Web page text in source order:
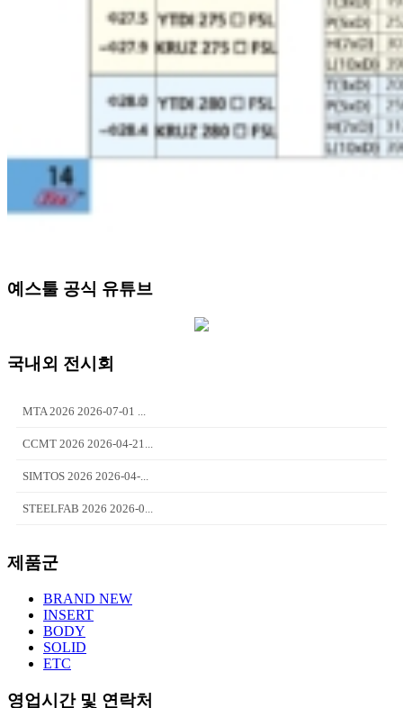
예스툴 공식 유튜브
국내외 전시회
MTA 2026 2026-07-01 ...
CCMT 2026 2026-04-21...
SIMTOS 2026 2026-04-...
STEELFAB 2026 2026-0...
제품군
BRAND NEW
INSERT
BODY
SOLID
ETC
영업시간 및 연락처